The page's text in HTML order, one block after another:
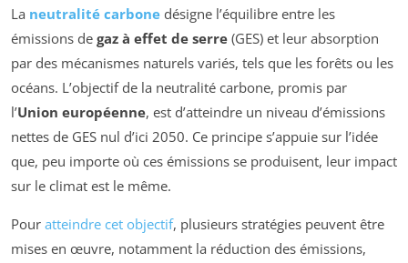
La neutralité carbone désigne l’équilibre entre les
émissions de gaz à effet de serre (GES) et leur absorption
par des mécanismes naturels variés, tels que les forêts ou les
océans. L’objectif de la neutralité carbone, promis par
l’Union européenne, est d’atteindre un niveau d’émissions
nettes de GES nul d’ici 2050. Ce principe s’appuie sur l’idée
que, peu importe où ces émissions se produisent, leur impact
sur le climat est le même.
Pour atteindre cet objectif, plusieurs stratégies peuvent être
mises en œuvre, notamment la réduction des émissions,